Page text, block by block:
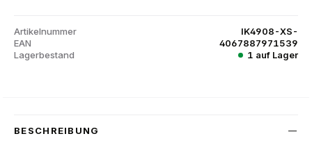
Artikelnummer
IK4908-XS-
EAN
4067887971539
Lagerbestand
1 auf Lager
BESCHREIBUNG